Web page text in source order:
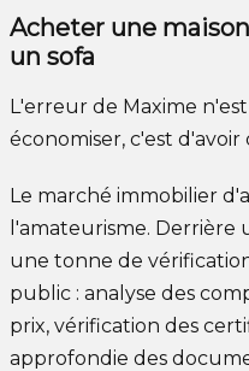
Acheter une
un sofa
L'erreur de Maxime
économiser, c'est
Le marché immobilier
l'amateurisme. Derrière
une tonne de
public : analyse des
prix, vérification des
approfondie des